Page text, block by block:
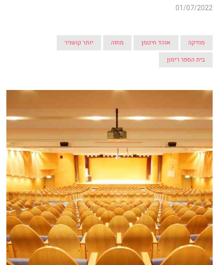
01/07/2022
מוזיקה אוהד חיטמן מחזה
יותר קושניר
בית הספר רימון